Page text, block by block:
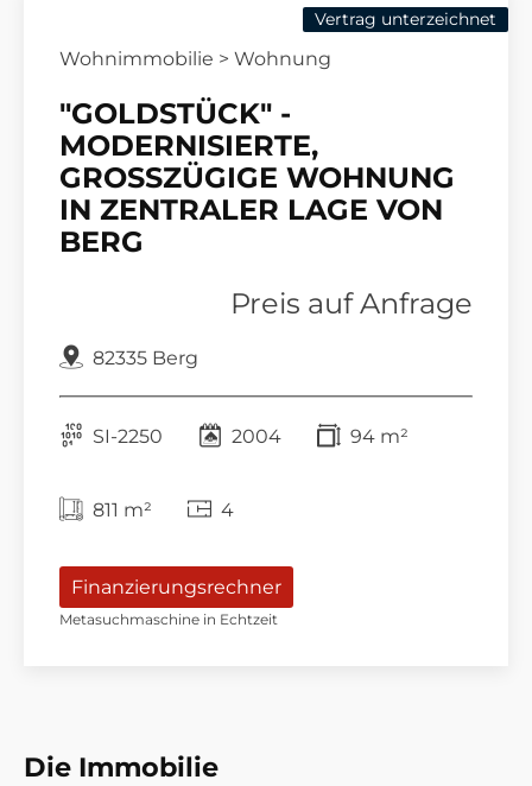
Wohnimmobilie > Wohnung
Vertrag unterzeichnet
"GOLDSTÜCK" -
MODERNISIERTE,
GROSSZÜGIGE WOHNUNG
IN ZENTRALER LAGE VON
BERG
82335 Berg
Preis auf Anfrage
SI-2250 2004 94 m²
811 m² 4
Finanzierungsrechner
Metasuchmaschine in Echtzeit
Die Immobilie